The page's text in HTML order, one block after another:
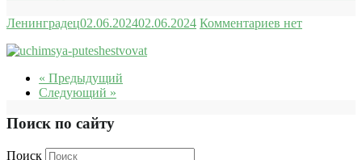
Ленинградец02.06.202402.06.2024 Комментариев нет
« Предыдущий
Следующий »
Поиск по сайту
Поиск